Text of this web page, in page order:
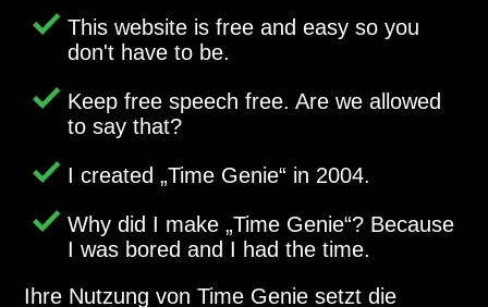
This website is free and easy so you
don't have to be.
Keep free speech free. Are we allowed
to say that?
I created Time Genie in 2004.
Why did I make Time Genie ? Because
I was bored and I had the time.
Ihre Nutzung von Time Genie setzt die